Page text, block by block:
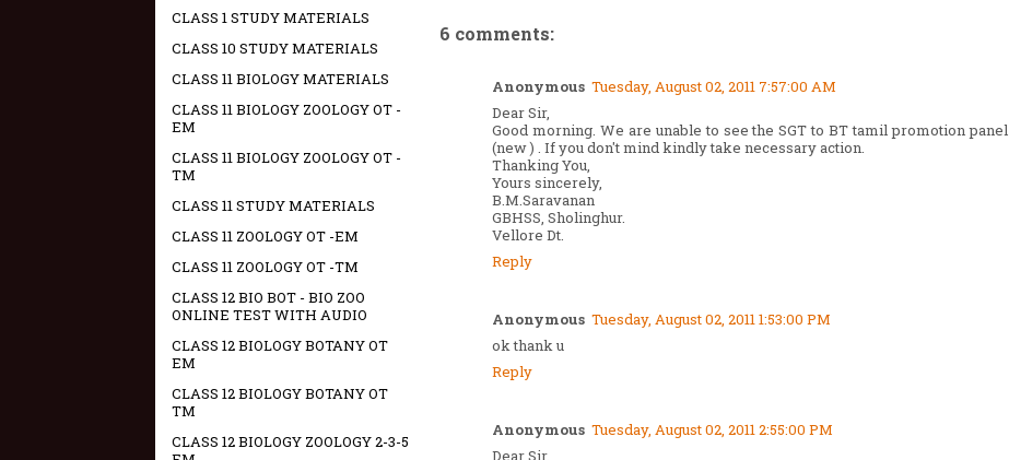
6 comments:
Anonymous Tuesday, August 02, 2011 7:57:00 AM
Dear Sir,
Good morning. We are unable to see the SGT to BT tamil promotion panel
(new ) . If you don't mind kindly take necessary action.
Thanking You,
Yours sincerely,
B.M.Saravanan
GBHSS, Sholinghur.
Vellore Dt.
Reply
Anonymous Tuesday, August 02, 2011 1:53:00 PM
ok thank u
Reply
Anonymous Tuesday, August 02, 2011 2:55:00 PM
Dear Sir,
CLASS 1 STUDY MATERIALS
CLASS 10 STUDY MATERIALS
CLASS 11 BIOLOGY MATERIALS
CLASS 11 BIOLOGY ZOOLOGY OT -
EM
CLASS 11 BIOLOGY ZOOLOGY OT -
TM
CLASS 11 STUDY MATERIALS
CLASS 11 ZOOLOGY OT -EM
CLASS 11 ZOOLOGY OT -TM
CLASS 12 BIO BOT - BIO ZOO
ONLINE TEST WITH AUDIO
CLASS 12 BIOLOGY BOTANY OT
EM
CLASS 12 BIOLOGY BOTANY OT
TM
CLASS 12 BIOLOGY ZOOLOGY 2-3-5